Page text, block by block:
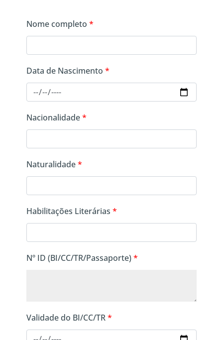
Nome completo *
Data de Nascimento *
Nacionalidade*
Naturalidade*
Habilitações Literárias *
Nº ID (BI/CC/TR/Passaporte)*
Validade do BI/CC/TR*